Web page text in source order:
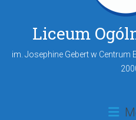
Liceum
im. Josephine Gebert w